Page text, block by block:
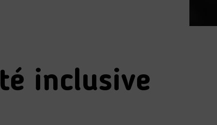
inclusive